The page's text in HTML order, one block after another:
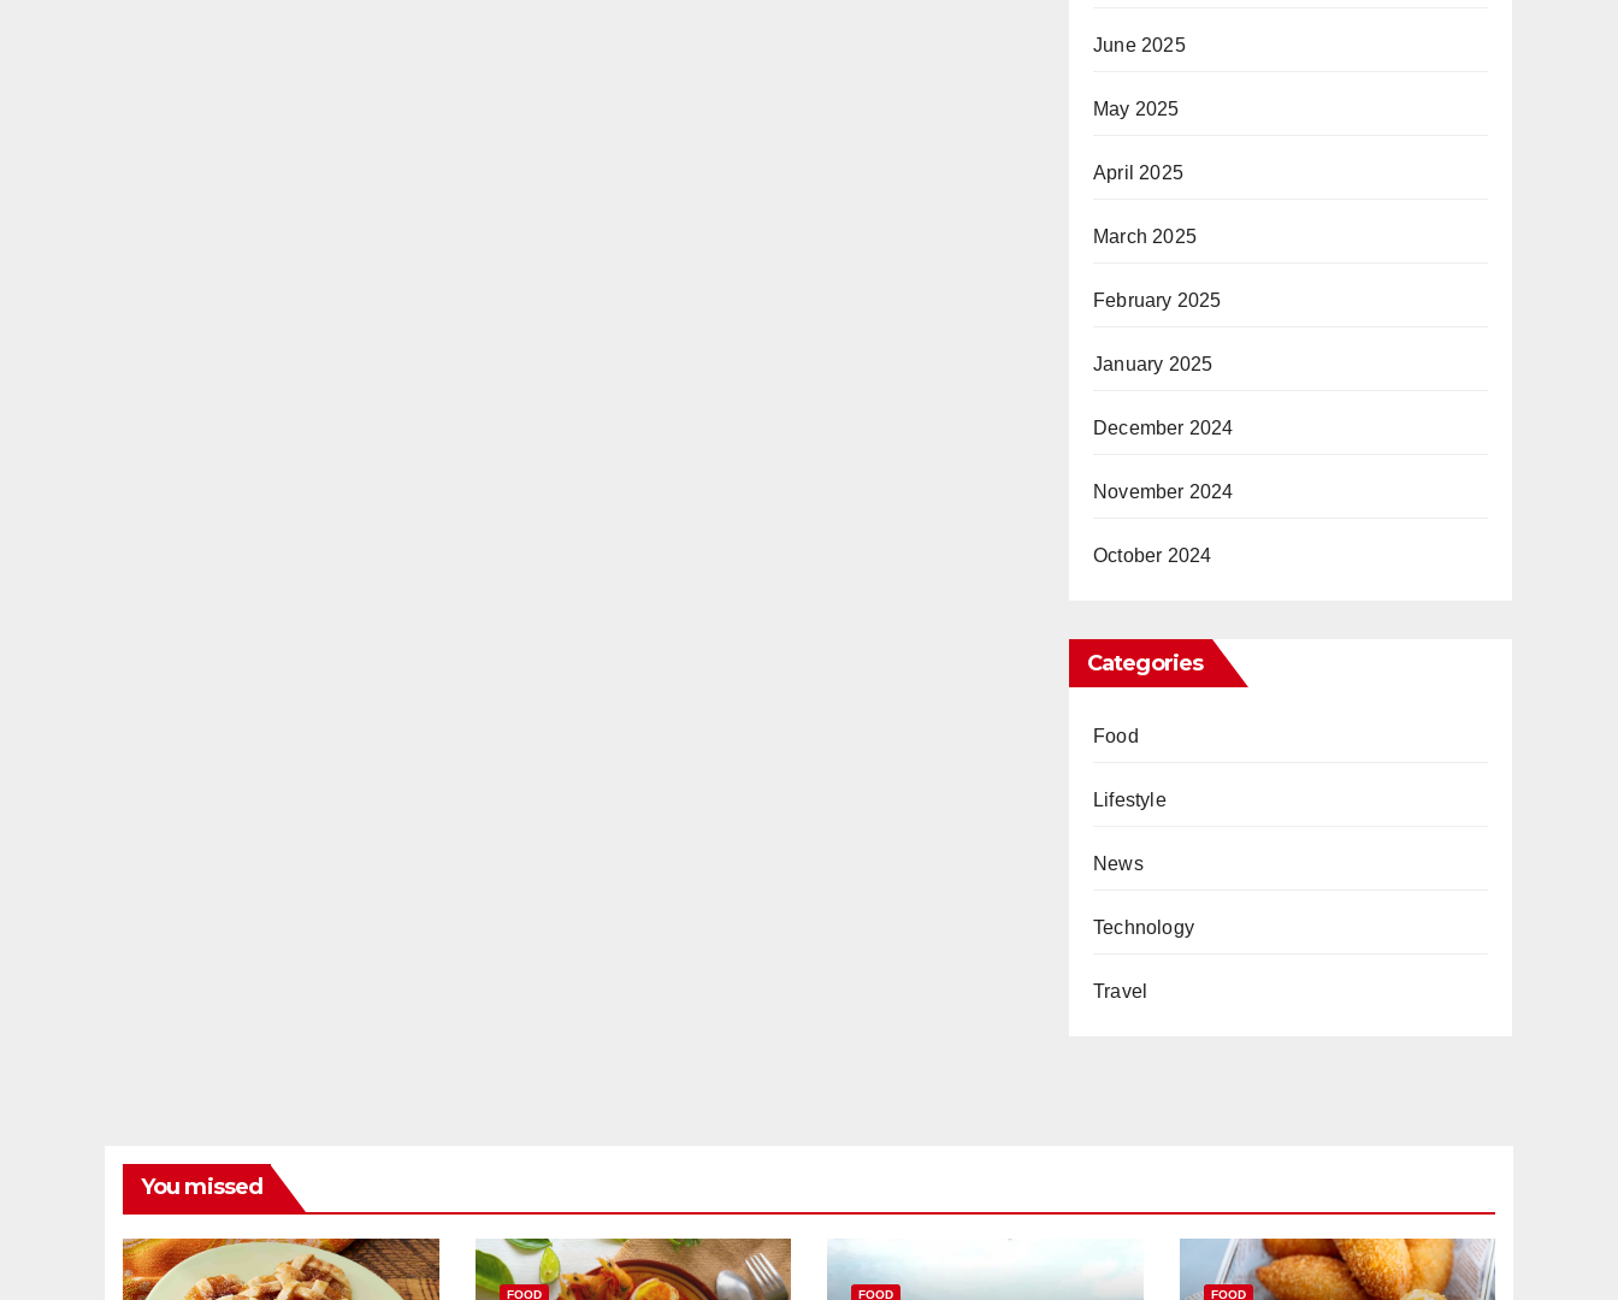
June 2025
May 2025
April 2025
March 2025
February 2025
January 2025
December 2024
November 2024
October 2024
Categories
Food
Lifestyle
News
Technology
Travel
You missed
FOOD FOOD FOOD